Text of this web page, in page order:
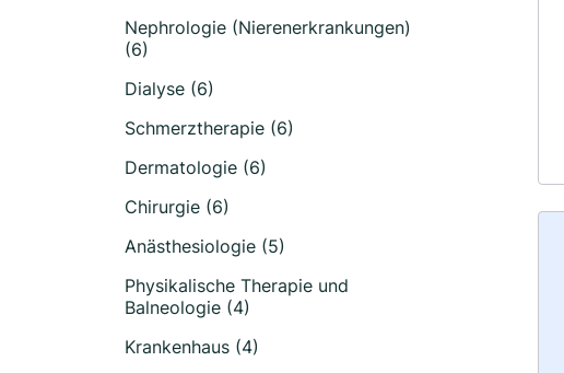
Nephrologie (Nierenerkrankungen)
(6)
Dialyse (6)
Schmerztherapie (6)
Dermatologie (6)
Chirurgie (6)
Anästhesiologie (5)
Physikalische Therapie und
Balneologie (4)
Krankenhaus (4)